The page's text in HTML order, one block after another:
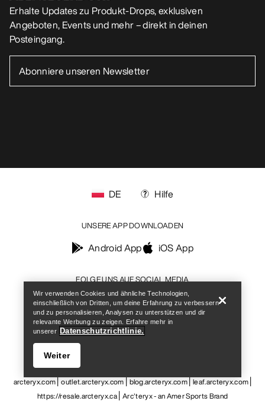
Erhalte Updates zu Produkt-Drops, exklusiven
Angeboten, Events und mehr – direkt in deinen
Posteingang.
FOLGE UNS AUF SOCIAL MEDIA
DE Hilfe
UNSERE APP DOWNLOADEN
Android App iOS App
Cookie-Einstellungen Cookie-Richtlinien
Allgemeine Geschäftsbedingungen
Barrierefreiheit Meine personenbezogenen Daten nicht verkaufen
arcteryx.com outlet.arcteryx.com blog.arcteryx.com leaf.arcteryx.com
https://resale.arcteryx.ca Arc'teryx - an Amer Sports Brand
Wir verwenden Cookies und ähnliche Technologien,
einschließlich von Dritten, um deine Erfahrung zu verbessern
und zu personalisieren, Analysen zu unterstützen und dir
relevante Werbung zu zeigen. Erfahre mehr in
unserer Datenschutzrichtlinie.
Weiter